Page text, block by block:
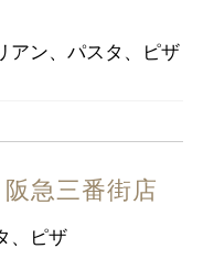
アン、パスタ、ピザ
急三番街店
、ピザ